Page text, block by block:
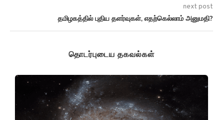
next post
தமிழகத்தில் புதிய தளர்வுகள், எதற்கெல்லாம் அனுமதி?
தொடர்புடைய தகவல்கள்